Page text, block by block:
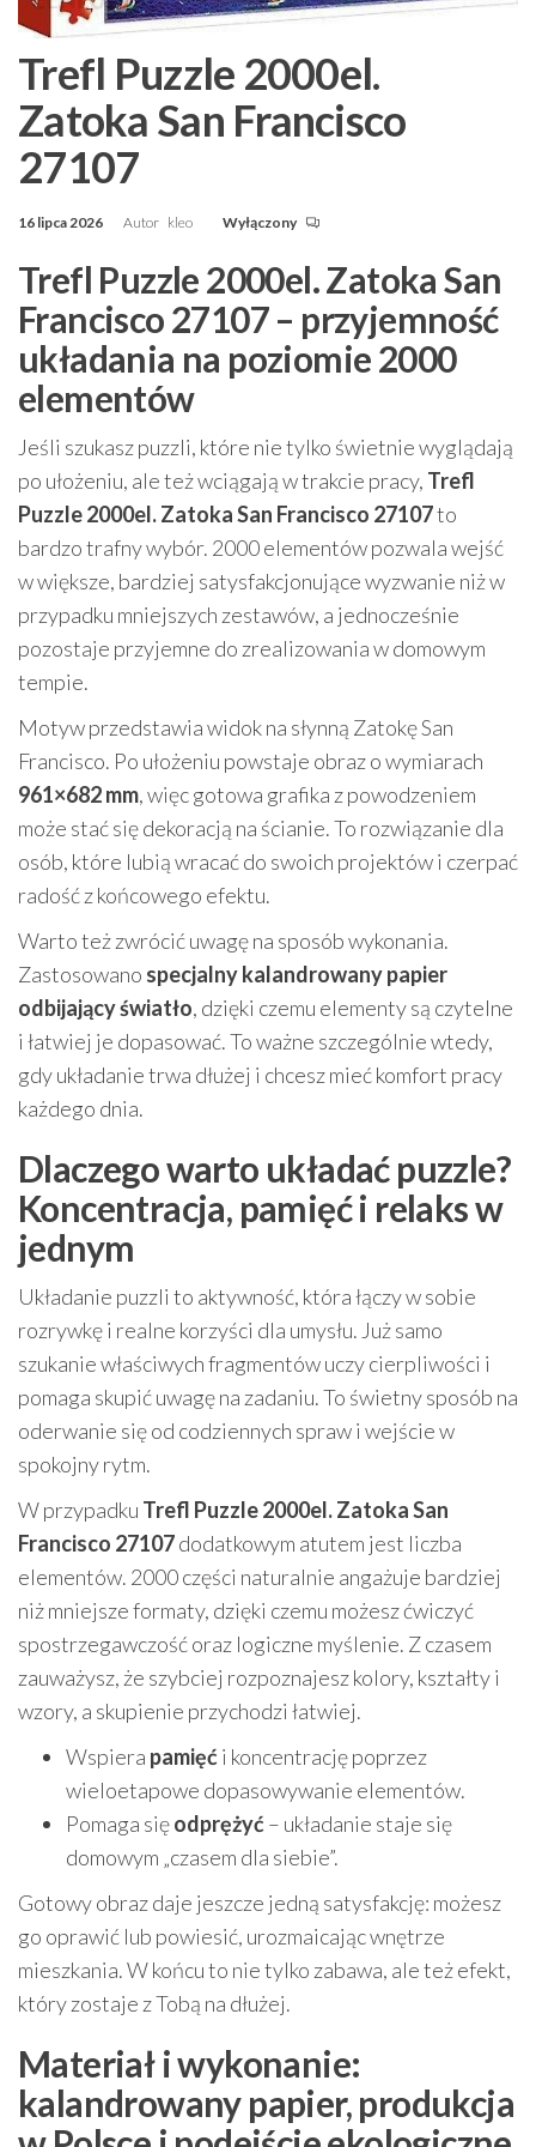
Trefl Puzzle 2000el.
Zatoka San Francisco
27107
16 lipca 2026 Autor kleo Wyłączony
Trefl Puzzle 2000el. Zatoka San
Francisco 27107 – przyjemność
układania na poziomie 2000
elementów
Jeśli szukasz puzzli, które nie tylko świetnie wyglądają
po ułożeniu, ale też wciągają w trakcie pracy, Trefl
Puzzle 2000el. Zatoka San Francisco 27107to
bardzo trafny wybór. 2000 elementów pozwala wejść
w większe, bardziej satysfakcjonujące wyzwanie niż w
przypadku mniejszych zestawów, a jednocześnie
pozostaje przyjemne do zrealizowania w domowym
tempie.
Motyw przedstawia widok na słynną Zatokę San
Francisco. Po ułożeniu powstaje obraz o wymiarach
961×682 mm, więc gotowa grafika z powodzeniem
może stać się dekoracją na ścianie. To rozwiązanie dla
osób, które lubią wracać do swoich projektów i czerpać
radość z końcowego efektu.
Warto też zwrócić uwagę na sposób wykonania.
Zastosowano specjalny kalandrowany papier
odbijający światło, dzięki czemu elementy są czytelne
i łatwiej je dopasować. To ważne szczególnie wtedy,
gdy układanie trwa dłużej i chcesz mieć komfort pracy
każdego dnia.
Dlaczego warto układać puzzle?
Koncentracja, pamięć i relaks w
jednym
Układanie puzzli to aktywność, która łączy w sobie
rozrywkę i realne korzyści dla umysłu. Już samo
szukanie właściwych fragmentów uczy cierpliwości i
pomaga skupić uwagę na zadaniu. To świetny sposób na
oderwanie się od codziennych spraw i wejście w
spokojny rytm.
W przypadku Trefl Puzzle 2000el. Zatoka San
Francisco 27107dodatkowym atutem jest liczba
elementów. 2000 części naturalnie angażuje bardziej
niż mniejsze formaty, dzięki czemu możesz ćwiczyć
spostrzegawczość oraz logiczne myślenie. Z czasem
zauważysz, że szybciej rozpoznajesz kolory, kształty i
wzory, a skupienie przychodzi łatwiej.
Wspiera pamięći koncentrację poprzez
wieloetapowe dopasowywanie elementów.
Pomaga sięodprężyć– układanie staje się
domowym „czasem dla siebie”.
Gotowy obraz daje jeszcze jedną satysfakcję: możesz
go oprawić lub powiesić, urozmaicając wnętrze
mieszkania. W końcu to nie tylko zabawa, ale też efekt,
który zostaje z Tobą na dłużej.
Materiał i wykonanie:
kalandrowany papier, produkcja